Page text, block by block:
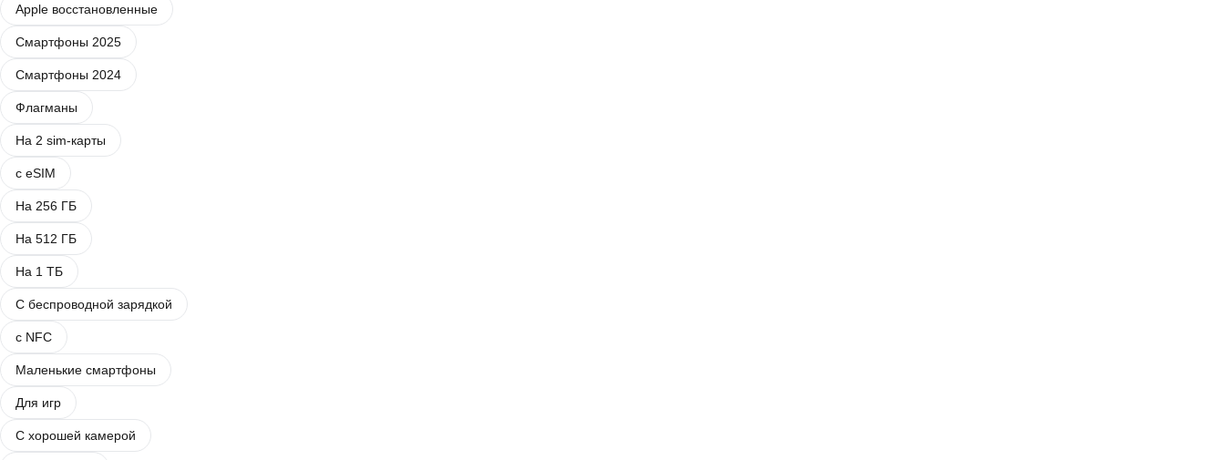
Apple восстановленные
Смартфоны 2025
Смартфоны 2024
Флагманы
На 2 sim-карты
с eSIM
На 256 ГБ
На 512 ГБ
На 1 ТБ
С беспроводной зарядкой
с NFC
Маленькие смартфоны
Для игр
С хорошей камерой